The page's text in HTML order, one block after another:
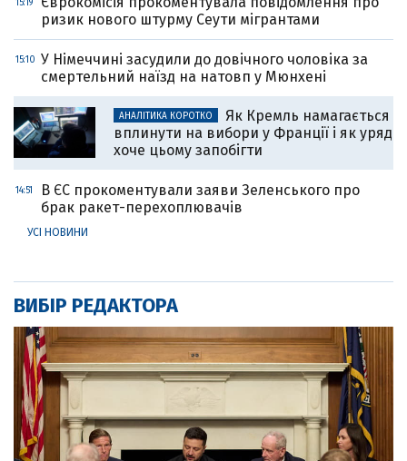
15:19
ризик нового штурму Сеути мігрантами
15:10 У Німеччині засудили до довічного чоловіка за
смертельний наїзд на натовп у Мюнхені
АНАЛІТИКА КОРОТКО
Як Кремль намагається
вплинути на вибори у Франції і як уряд
хоче цьому запобігти
14:51
В ЄС прокоментували заяви Зеленського про
брак ракет-перехоплювачів
УСІ НОВИНИ
ВИБІР РЕДАКТОРА